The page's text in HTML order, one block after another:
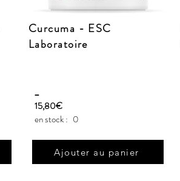
Curcuma - ESC
Laboratoire
_
15,80€
en stock : 0
Ajouter au panier